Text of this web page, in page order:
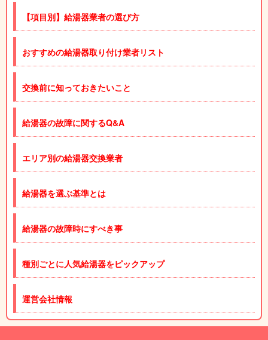
【項目別】給湯器業者の選び方
おすすめの給湯器取り付け業者リスト
交換前に知っておきたいこと
給湯器の故障に関するQ&A
エリア別の給湯器交換業者
給湯器を選ぶ基準とは
給湯器の故障時にすべき事
種別ごとに人気給湯器をピックアップ
運営会社情報